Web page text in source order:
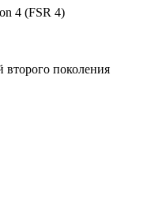
4 (FSR 4)
второго поколения